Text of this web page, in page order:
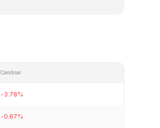
Cambiar
-3.78%
-0.67%